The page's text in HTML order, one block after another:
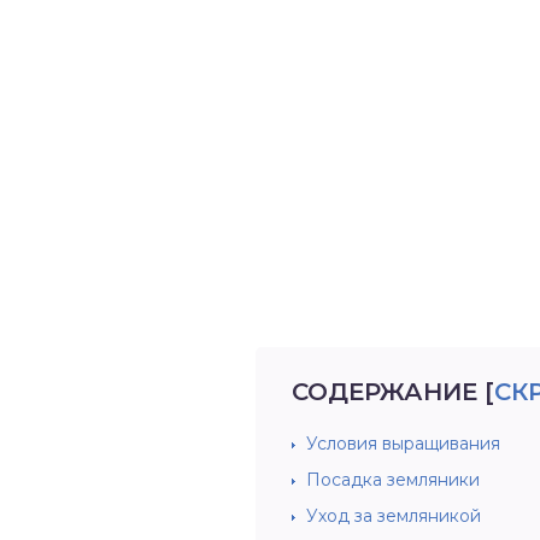
СОДЕРЖАНИЕ [
Условия выращивания
Посадка земляники
Уход за земляникой